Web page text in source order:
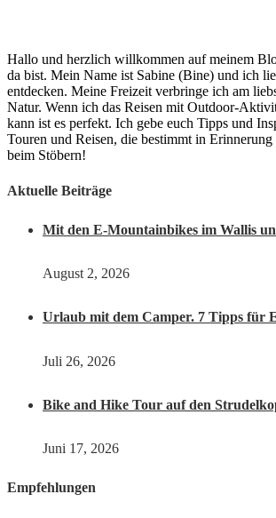
Hallo und herzlich willkommen auf meinem
da bist. Mein Name ist Sabine (Bine) und ich
entdecken. Meine Freizeit verbringe ich am
Natur. Wenn ich das Reisen mit Outdoor-
kann ist es perfekt. Ich gebe euch Tipps und
Touren und Reisen, die bestimmt in
beim Stöbern!
Aktuelle Beiträge
Mit den E-Mountainbikes im Wallis
August 2, 2026
Urlaub mit dem Camper. 7 Tipps für
Juli 26, 2026
Bike and Hike Tour auf den
Juni 17, 2026
Empfehlungen